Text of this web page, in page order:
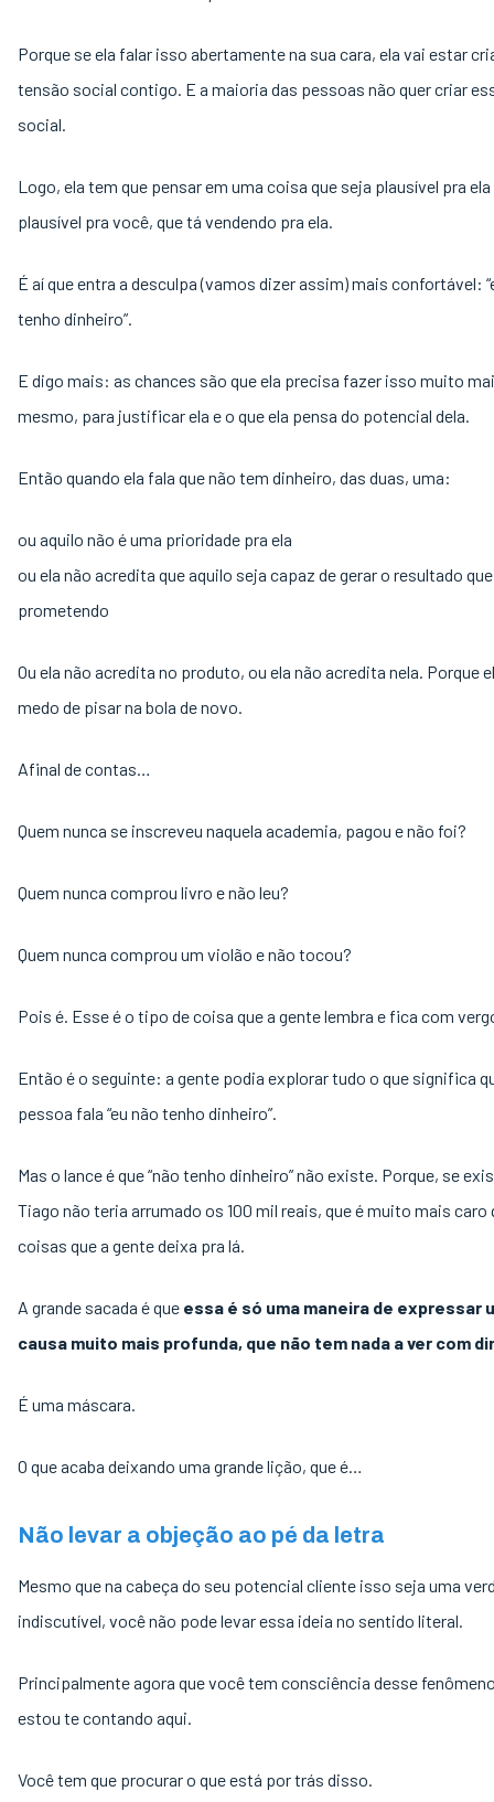
Porque se ela falar isso abertamente na sua cara, ela vai estar
tensão social contigo. E a maioria das pessoas não quer criar
social.
Logo, ela tem que pensar em uma coisa que seja plausível pra ela
plausível pra você, que tá vendendo pra ela.
É aí que entra a desculpa (vamos dizer assim) mais confortável:
tenho dinheiro”.
E digo mais: as chances são que ela precisa fazer isso muito
mesmo, para justificar ela e o que ela pensa do potencial dela.
Então quando ela fala que não tem dinheiro, das duas, uma:
ou aquilo não é uma prioridade pra ela
ou ela não acredita que aquilo seja capaz de gerar o resultado
prometendo
Ou ela não acredita no produto, ou ela não acredita nela. Porque
medo de pisar na bola de novo.
Afinal de contas…
Quem nunca se inscreveu naquela academia, pagou e não foi?
Quem nunca comprou livro e não leu?
Quem nunca comprou um violão e não tocou?
Pois é. Esse é o tipo de coisa que a gente lembra e fica com
Então é o seguinte: a gente podia explorar tudo o que significa
pessoa fala “eu não tenho dinheiro”.
Mas o lance é que “não tenho dinheiro” não existe. Porque, se
Tiago não teria arrumado os 100 mil reais, que é muito mais caro
coisas que a gente deixa pra lá.
A grande sacada é que essa é só uma maneira de expressar
causa muito mais profunda, que não tem nada a ver com
É uma máscara.
O que acaba deixando uma grande lição, que é…
Não levar a objeção ao pé da letra
Mesmo que na cabeça do seu potencial cliente isso seja uma
indiscutível, você não pode levar essa ideia no sentido literal.
Principalmente agora que você tem consciência desse
estou te contando aqui.
Você tem que procurar o que está por trás disso.